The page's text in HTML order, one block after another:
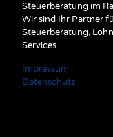
Steuerberatung im
Wir sind Ihr Partner
Steuerberatung,
Services
Impressum
Datenschutz